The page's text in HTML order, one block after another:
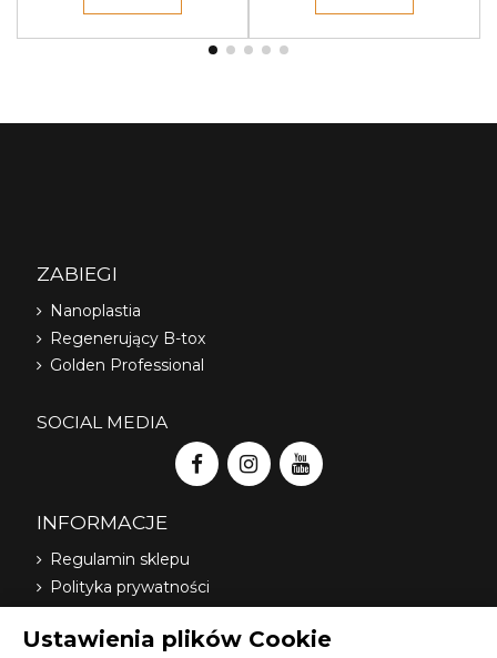
ZABIEGI
Nanoplastia
Regenerujący B-tox
Golden Professional
SOCIAL MEDIA
INFORMACJE
Regulamin sklepu
Polityka prywatności
Nasi dystrybutorzy
Ustawienia plików Cookie